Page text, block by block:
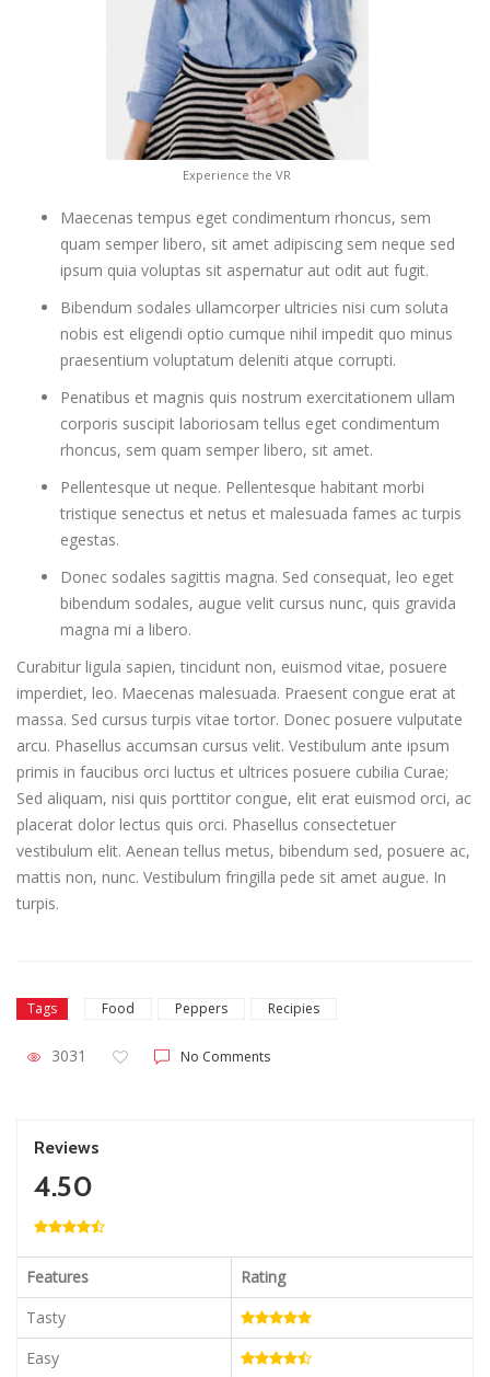
Experience the VR
Maecenas tempus eget condimentum rhoncus, sem
quam semper libero, sit amet adipiscing sem neque sed
ipsum quia voluptas sit aspernatur aut odit aut fugit.
Bibendum sodales ullamcorper ultricies nisi cum soluta
nobis est eligendi optio cumque nihil impedit quo minus
praesentium voluptatum deleniti atque corrupti.
Penatibus et magnis quis nostrum exercitationem ullam
corporis suscipit laboriosam tellus eget condimentum
rhoncus, sem quam semper libero, sit amet.
Pellentesque ut neque. Pellentesque habitant morbi
tristique senectus et netus et malesuada fames ac turpis
egestas.
Donec sodales sagittis magna. Sed consequat, leo eget
bibendum sodales, augue velit cursus nunc, quis gravida
magna mi a libero.
Curabitur ligula sapien, tincidunt non, euismod vitae, posuere
imperdiet, leo. Maecenas malesuada. Praesent congue erat at
massa. Sed cursus turpis vitae tortor. Donec posuere vulputate
arcu. Phasellus accumsan cursus velit. Vestibulum ante ipsum
primis in faucibus orci luctus et ultrices posuere cubilia Curae;
Sed aliquam, nisi quis porttitor congue, elit erat euismod orci, ac
placerat dolor lectus quis orci. Phasellus consectetuer
vestibulum elit. Aenean tellus metus, bibendum sed, posuere ac,
mattis non, nunc. Vestibulum fringilla pede sit amet augue. In
turpis.
Tags Food Peppers Recipies
3031 No Comments
Reviews
4.50
Features
Rating
Tasty
Easy